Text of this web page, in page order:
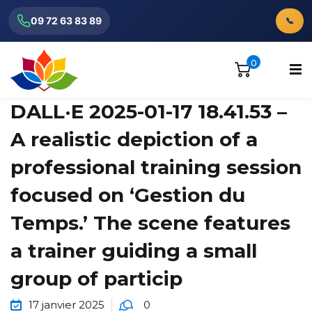
09 72 63 83 89 📞
0
DALL·E 2025-01-17 18.41.53 –
A realistic depiction of a
professional training session
focused on ‘Gestion du
Temps.’ The scene features
a trainer guiding a small
group of particip
17 janvier 2025 0